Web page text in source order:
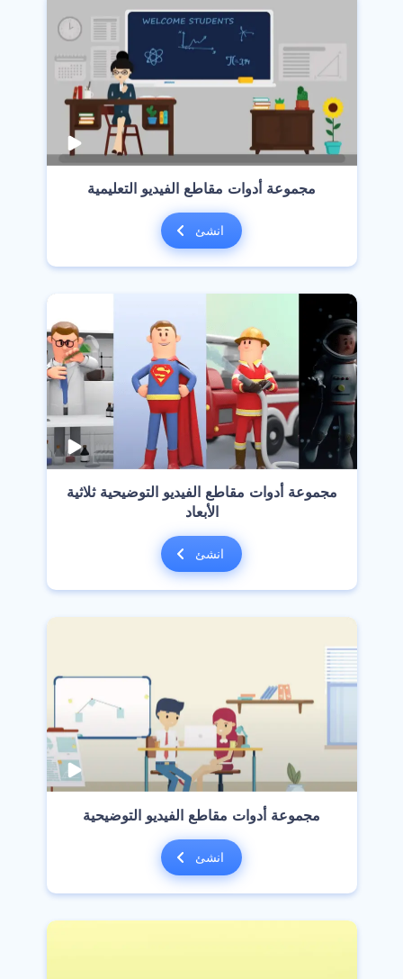
مجموعة أدوات مقاطع الفيديو التعليمية
انشئ
مجموعة أدوات مقاطع الفيديو التوضيحية ثلاثية
الأبعاد
انشئ
مجموعة أدوات مقاطع الفيديو التوضيحية
انشئ